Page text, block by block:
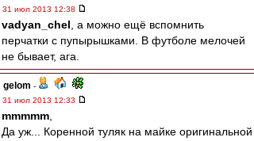
31 июл 2013 12:38
vadyan_chel , а можно ещё вспомнить
перчатки с пупырышками. В футболе мелочей
не бывает, ага.
gelom -
31 июл 2013 12:33
mmmmm
Да уж... Коренной туляк на майке оригинальной